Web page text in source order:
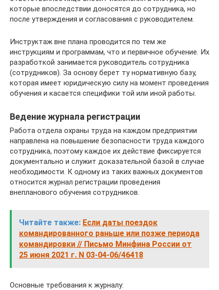
которые впоследствии доносятся до сотрудника, но
после утверждения и согласования с руководителем.
Инструктаж вне плана проводится по тем же
инструкциям и программам, что и первичное обучение. Их
разработкой занимается руководитель сотрудника
(сотрудников). За основу берет ту нормативную базу,
которая имеет юридическую силу на момент проведения
обучения и касается специфики той или иной работы.
Ведение журнала регистрации
Работа отдела охраны труда на каждом предприятии
направлена на повышение безопасности труда каждого
сотрудника, поэтому каждое их действие фиксируется
документально и служит доказательной базой в случае
необходимости. К одному из таких важных документов
относится журнал регистрации проведения
внепланового обучения сотрудников.
Читайте также: Если даты поездок
командированного раньше или позже периода
командировки // Письмо Минфина России от
25 июня 2021 г. N 03-04-06/46418
Основные требования к журналу: